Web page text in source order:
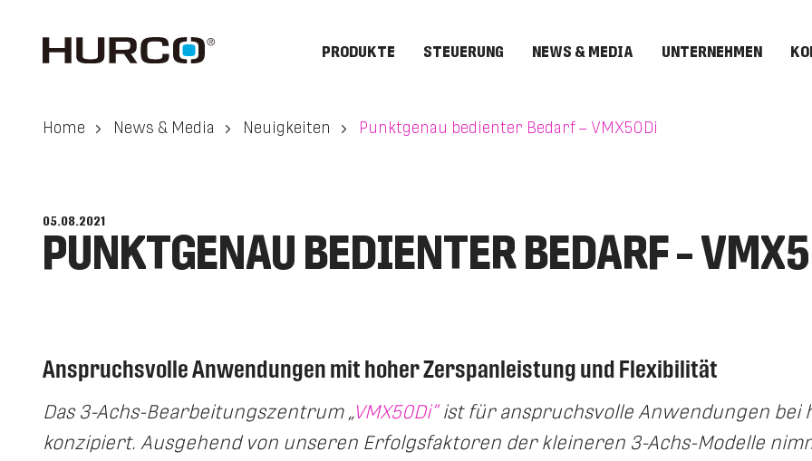
PRODUKTE STEUERUNG NEWS & MEDIA UNTERNEHMEN
Home News & Media Neuigkeiten Punktgenau bedienter Bedarf – VMX50Di
05.08.2021
PUNKTGENAU BEDIENTER BEDARF –
Anspruchsvolle Anwendungen mit hoher Zerspanleistung und Flexibilität
Das 3-Achs-Bearbeitungszentrum „VMX50Di“ist für anspruchsvolle Anwendungen bei
konzipiert. Ausgehend von unseren Erfolgsfaktoren der kleineren 3-Achs-Modelle